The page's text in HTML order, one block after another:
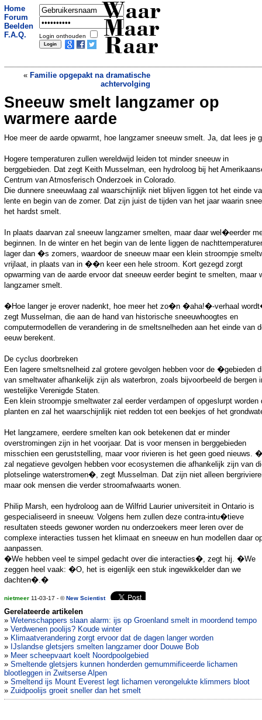
Home
Forum
Beelden
F.A.Q.
Login onthouden
Waar
Maar
Raar
« Familie opgepakt na dramatische
achtervolging
Biologen maken muizenembryo uit
stamcellen zonder eicel te gebruiken
Sneeuw smelt langzamer op
warmere aarde
Hoe meer de aarde opwarmt, hoe langzamer sneeuw smelt. Ja, dat lees je
Hogere temperaturen zullen wereldwijd leiden tot minder sneeuw in
berggebieden. Dat zegt Keith Musselman, een hydroloog bij het
Centrum van Atmosferisch Onderzoek in Colorado.
Die dunnere sneeuwlaag zal waarschijnlijk niet blijven liggen tot het einde
lente en begin van de zomer. Dat zijn juist de tijden van het jaar waarin
het hardst smelt.
In plaats daarvan zal sneeuw langzamer smelten, maar daar wel�eerder
beginnen. In de winter en het begin van de lente liggen de
lager dan �s zomers, waardoor de sneeuw maar een klein stroompje
vrijlaat, in plaats van in ��n keer een hele stroom. Kort gezegd zorgt
opwarming van de aarde ervoor dat sneeuw eerder begint te smelten, maar
langzamer smelt.
�Hoe langer je erover nadenkt, hoe meer het zo�n �aha!�-verhaal
zegt Musselman, die aan de hand van historische sneeuwhoogtes en
computermodellen de verandering in de smeltsnelheden aan het einde van
eeuw berekent.
De cyclus doorbreken
Een lagere smeltsnelheid zal grotere gevolgen hebben voor de �gebieden
van smeltwater afhankelijk zijn als waterbron, zoals bijvoorbeeld de bergen
westelijke Verenigde Staten.
Een klein stroompje smeltwater zal eerder verdampen of opgeslurpt worden
planten en zal het waarschijnlijk niet redden tot een beekjes of het
Het langzamere, eerdere smelten kan ook betekenen dat er minder
overstromingen zijn in het voorjaar. Dat is voor mensen in berggebieden
misschien een geruststelling, maar voor rivieren is het geen goed nieuws.
zal negatieve gevolgen hebben voor ecosystemen die afhankelijk zijn van
plotselinge waterstromen�, zegt Musselman. Dat zijn niet alleen
maar ook mensen die verder stroomafwaarts wonen.
Philip Marsh, een hydroloog aan de Wilfrid Laurier universiteit in Ontario is
gespecialiseerd in sneeuw. Volgens hem zullen deze contra-intu�tieve
resultaten steeds gewoner worden nu onderzoekers meer leren over de
complexe interacties tussen het klimaat en sneeuw en hun modellen daar
aanpassen.
�We hebben veel te simpel gedacht over die interacties�, zegt hij. �We
zeggen heel vaak: �O, het is eigenlijk een stuk ingewikkelder dan we
dachten�.�
nietmeer 11-03-17 - ©New Scientist
Gerelateerde artikelen
» Wetenschappers slaan alarm: ijs op Groenland smelt in moordend tempo
» Verdwenen poolijs? Koude winter
» Klimaatverandering zorgt ervoor dat de dagen langer worden
» IJslandse gletsjers smelten langzamer door Douwe Bob
» Meer scheepvaart koelt Noordpoolgebied
» Smeltende gletsjers kunnen honderden gemummificeerde lichamen
blootleggen in Zwitserse Alpen
» Smeltend ijs Mount Everest legt lichamen verongelukte klimmers bloot
» Zuidpoolijs groeit sneller dan het smelt